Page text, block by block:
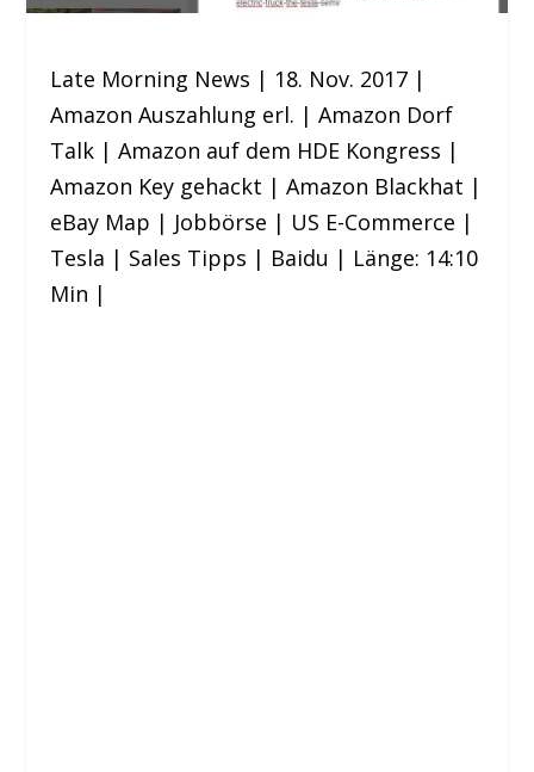
Late Morning News | 18. Nov. 2017 |
Amazon Auszahlung erl. | Amazon Dorf
Talk | Amazon auf dem HDE Kongress |
Amazon Key gehackt | Amazon Blackhat |
eBay Map | Jobbörse | US E-Commerce |
Tesla | Sales Tipps | Baidu | Länge: 14:10
Min |